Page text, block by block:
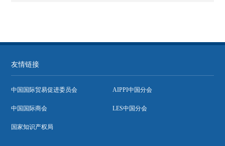
友情链接
中国国际贸易促进委员会 AIPPI中国分会
中国国际商会 LES中国分会
国家知识产权局